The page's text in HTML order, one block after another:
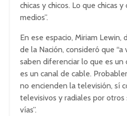
chicas y chicos. Lo que chicas
medios”.
En ese espacio, Miriam Lewin,
de la Nación, consideró que “a
saben diferenciar lo que es un
es un canal de cable.
no encienden la televisión, sí
televisivos y radiales por
vías”.